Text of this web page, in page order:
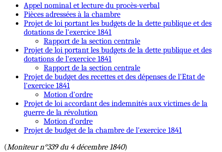
Appel nominal et lecture du procès-verbal
Pièces adressées à la chambre
Projet de loi portant les budgets de la dette publique et des
dotations de l'exercice 1841
Rapport de la section centrale
Projet de loi portant les budgets de la dette publique et des
dotations de l'exercice 1841
Rapport de la section centrale
Projet de budget des recettes et des dépenses de l'Etat de
l'exercice 1841
Motion d'ordre
Projet de loi accordant des indemnités aux victimes de la
guerre de la révolution
Motion d'ordre
Projet de budget de la chambre de l'exercice 1841
(Moniteur n°339 du 4 décembre 1840)